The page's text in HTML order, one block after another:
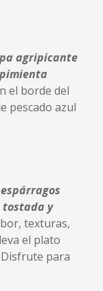
agripicante
el borde del
pescado azul
y
texturas,
el plato
para